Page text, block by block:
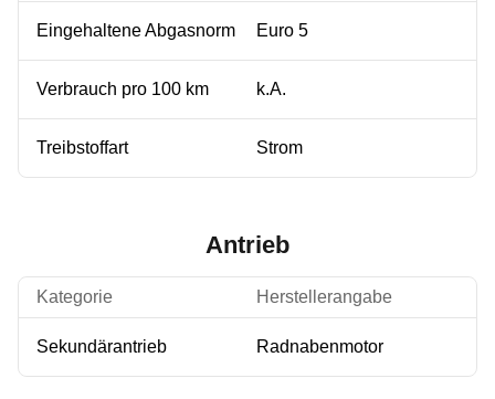
Eingehaltene Abgasnorm Euro 5
Verbrauch pro 100 km k.A.
Treibstoffart Strom
Antrieb
Kategorie Herstellerangabe
Sekundärantrieb Radnabenmotor